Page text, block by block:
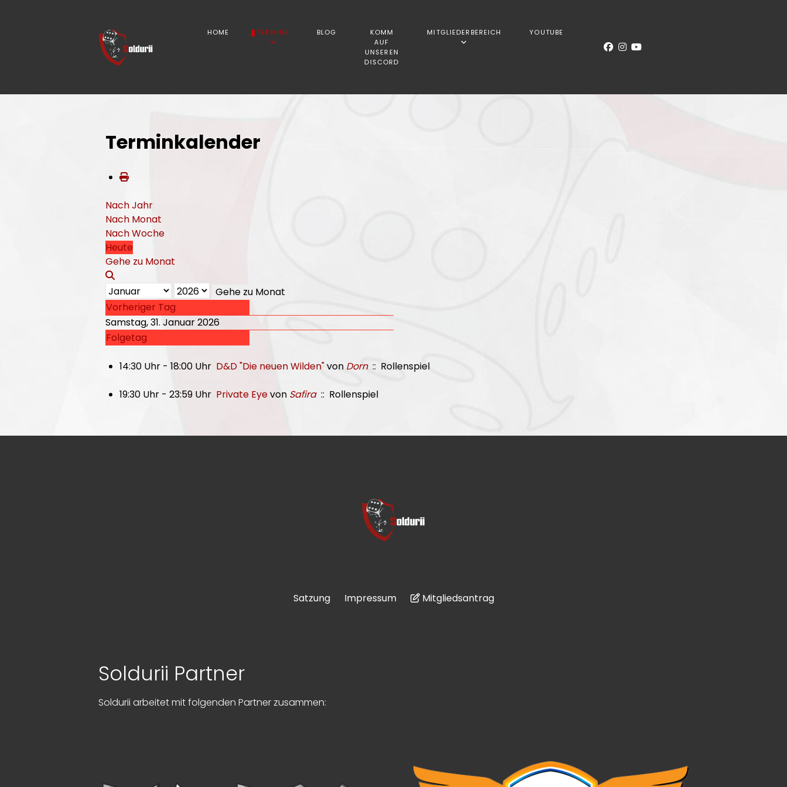
HOME TERMINE BLOG
KOMM
AUF
UNSEREN
DISCORD
MITGLIEDERBEREICH YOUTUBE
Terminkalender
Nach Jahr
Nach Monat
Nach Woche
Heute
Gehe zu Monat
Gehe zu Monat
Vorheriger Tag
Samstag, 31. Januar 2026
Folgetag
14:30 Uhr - 18:00 Uhr D&D "Die neuen Wilden"von Dorn:: Rollenspiel
19:30 Uhr - 23:59 Uhr Private Eyevon Safira:: Rollenspiel
Satzung Impressum Mitgliedsantrag
Soldurii Partner
Soldurii arbeitet mit folgenden Partner zusammen: